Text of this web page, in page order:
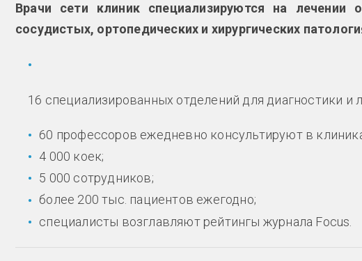
Врачи сети клиник специализируются на лечении
сосудистых, ортопедических и хирургических
16 специализированных отделений для диагностики и
60 профессоров ежедневно консультируют в
4 000 коек;
5 000 сотрудников;
более 200 тыс. пациентов ежегодно;
специалисты возглавляют рейтингы журнала Focus.